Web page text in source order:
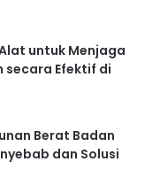
untuk Menjaga
secara Efektif di
Berat Badan
dan Solusi